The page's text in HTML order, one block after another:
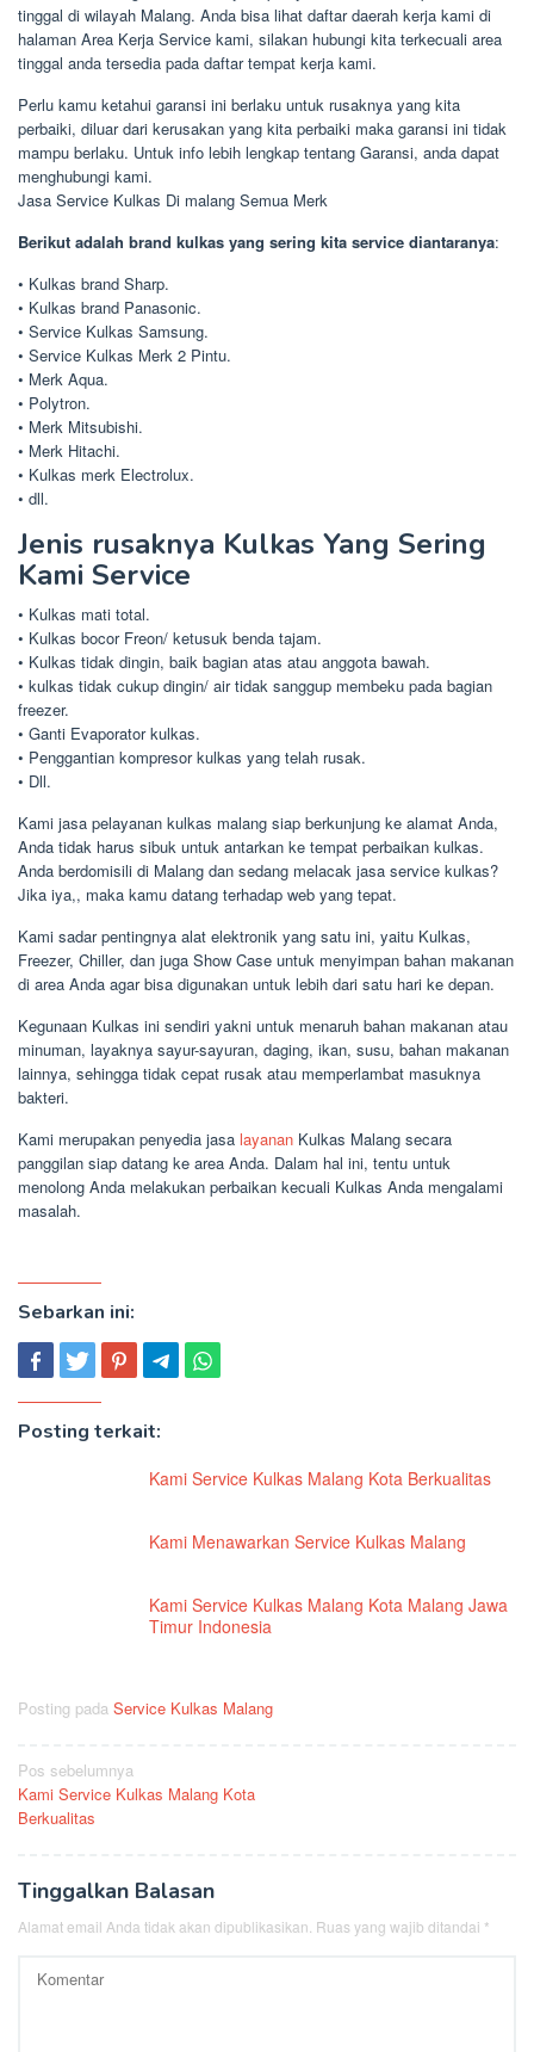
tinggal di wilayah Malang. Anda bisa lihat daftar daerah kerja kami di
halaman Area Kerja Service kami, silakan hubungi kita terkecuali area
tinggal anda tersedia pada daftar tempat kerja kami.
Perlu kamu ketahui garansi ini berlaku untuk rusaknya yang kita
perbaiki, diluar dari kerusakan yang kita perbaiki maka garansi ini tidak
mampu berlaku. Untuk info lebih lengkap tentang Garansi, anda dapat
menghubungi kami.
Jasa Service Kulkas Di malang Semua Merk
Berikut adalah brand kulkas yang sering kita service diantaranya:
• Kulkas brand Sharp.
• Kulkas brand Panasonic.
• Service Kulkas Samsung.
• Service Kulkas Merk 2 Pintu.
• Merk Aqua.
• Polytron.
• Merk Mitsubishi.
• Merk Hitachi.
• Kulkas merk Electrolux.
• dll.
Jenis rusaknya Kulkas Yang Sering
Kami Service
• Kulkas mati total.
• Kulkas bocor Freon/ ketusuk benda tajam.
• Kulkas tidak dingin, baik bagian atas atau anggota bawah.
• kulkas tidak cukup dingin/ air tidak sanggup membeku pada bagian
freezer.
• Ganti Evaporator kulkas.
• Penggantian kompresor kulkas yang telah rusak.
• Dll.
Kami jasa pelayanan kulkas malang siap berkunjung ke alamat Anda,
Anda tidak harus sibuk untuk antarkan ke tempat perbaikan kulkas.
Anda berdomisili di Malang dan sedang melacak jasa service kulkas?
Jika iya,, maka kamu datang terhadap web yang tepat.
Kami sadar pentingnya alat elektronik yang satu ini, yaitu Kulkas,
Freezer, Chiller, dan juga Show Case untuk menyimpan bahan makanan
di area Anda agar bisa digunakan untuk lebih dari satu hari ke depan.
Kegunaan Kulkas ini sendiri yakni untuk menaruh bahan makanan atau
minuman, layaknya sayur-sayuran, daging, ikan, susu, bahan makanan
lainnya, sehingga tidak cepat rusak atau memperlambat masuknya
bakteri.
Kami merupakan penyedia jasa layanan Kulkas Malang secara
panggilan siap datang ke area Anda. Dalam hal ini, tentu untuk
menolong Anda melakukan perbaikan kecuali Kulkas Anda mengalami
masalah.
Sebarkan ini:
Posting terkait:
Kami Service Kulkas Malang Kota Berkualitas
Kami Menawarkan Service Kulkas Malang
Kami Service Kulkas Malang Kota Malang Jawa
Timur Indonesia
Posting pada Service Kulkas Malang
Navigasi
pos
Pos sebelumnya
Kami Service Kulkas Malang Kota
Berkualitas
Tinggalkan Balasan
Alamat email Anda tidak akan dipublikasikan. Ruas yang wajib ditandai *